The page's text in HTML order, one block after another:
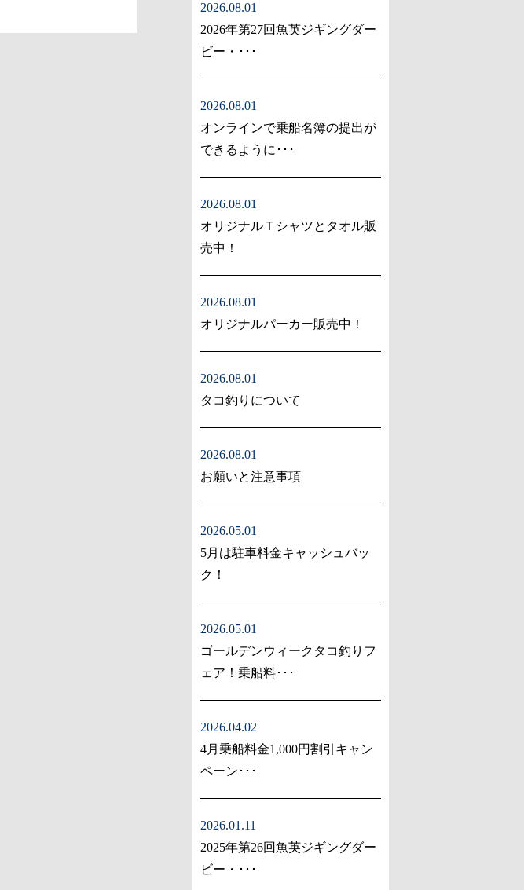
2026.08.01
2026年第27回魚英ジギングダー
ビー・･･･
2026.08.01
オンラインで乗船名簿の提出が
できるように･･･
2026.08.01
オリジナルＴシャツとタオル販
売中！
2026.08.01
オリジナルパーカー販売中！
2026.08.01
タコ釣りについて
2026.08.01
お願いと注意事項
2026.05.01
5月は駐車料金キャッシュバッ
ク！
2026.05.01
ゴールデンウィークタコ釣りフ
ェア！乗船料･･･
2026.04.02
4月乗船料金1,000円割引キャン
ペーン･･･
2026.01.11
2025年第26回魚英ジギングダー
ビー・･･･